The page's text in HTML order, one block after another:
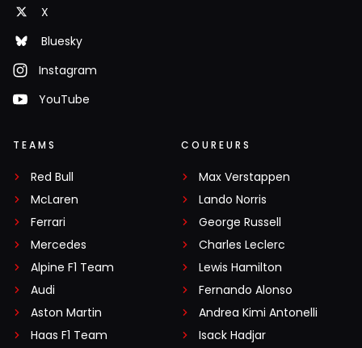
X
Bluesky
Instagram
YouTube
TEAMS
Red Bull
McLaren
Ferrari
Mercedes
Alpine F1 Team
Audi
Aston Martin
Haas F1 Team
COUREURS
Max Verstappen
Lando Norris
George Russell
Charles Leclerc
Lewis Hamilton
Fernando Alonso
Andrea Kimi Antonelli
Isack Hadjar